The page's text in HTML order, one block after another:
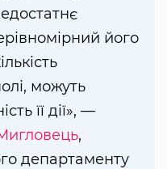
його
можуть
її дії», —
,
департаменту